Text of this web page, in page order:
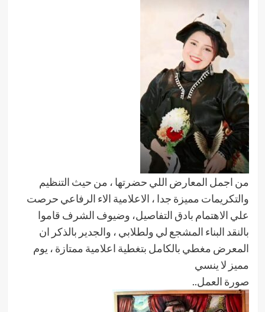
من اجمل المعارض اللي حضرتها ، من حيث التنظيم
والتكريمات مميزة جدا ، الاعلامية الاء الرفاعي حرصت
علي الاهتمام بادق التفاصيل، وضيوف الشرف قاموا
بالنقد البناء المشجع لي ولطلابي ، والجدير بالذكر ان
المعرض مغطي بالكامل بتغطية اعلامية ممتازة ، يوم
مميز لا ينسي
صورة العمل..